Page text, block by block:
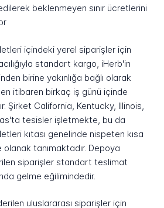
beklenmeyen sınır ücretlerini
içindeki yerel siparişler için
standart kargo, iHerb'in
birine yakınlığa bağlı olarak
itibaren birkaç iş günü içinde
Şirket California, Kentucky, Illinois,
tesisler işletmekte, bu da
kıtası genelinde nispeten kısa
tanımaktadır. Depoya
siparişler standart teslimat
gelme eğilimindedir.
uluslararası siparişler için